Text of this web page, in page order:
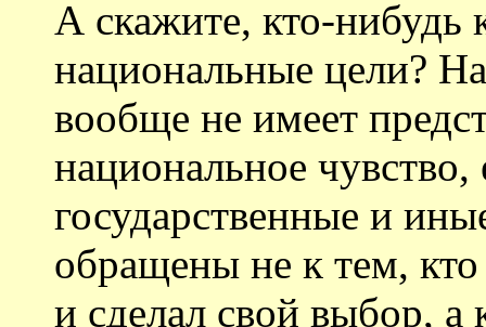
А скажите, кто-нибудь
национальные цели?
вообще не имеет
национальное чувство,
государственные и
обращены не к тем, кто
и сделал свой выбор, а